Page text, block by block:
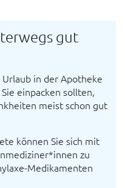
gut
in der Apo­theke
einpacken sollten,
meist schon gut
können Sie sich mit
zu
Medi­kamenten